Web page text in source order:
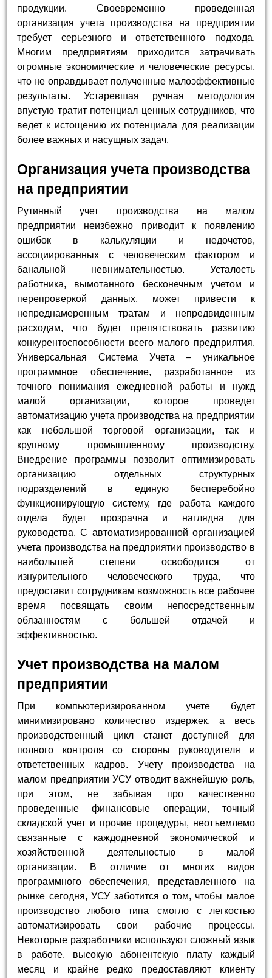
продукции. Своевременно проведенная
организация учета производства на предприятии
требует серьезного и ответственного подхода.
Многим предприятиям приходится затрачивать
огромные экономические и человеческие ресурсы,
что не оправдывает полученные малоэффективные
результаты. Устаревшая ручная методология
впустую тратит потенциал ценных сотрудников, что
ведет к истощению их потенциала для реализации
более важных и насущных задач.
Организация учета производства
на предприятии
Рутинный учет производства на малом
предприятии неизбежно приводит к появлению
ошибок в калькуляции и недочетов,
ассоциированных с человеческим фактором и
банальной невнимательностью. Усталость
работника, вымотанного бесконечным учетом и
перепроверкой данных, может привести к
непреднамеренным тратам и непредвиденным
расходам, что будет препятствовать развитию
конкурентоспособности всего малого предприятия.
Универсальная Система Учета – уникальное
программное обеспечение, разработанное из
точного понимания ежедневной работы и нужд
малой организации, которое проведет
автоматизацию учета производства на предприятии
как небольшой торговой организации, так и
крупному промышленному производству.
Внедрение программы позволит оптимизировать
организацию отдельных структурных
подразделений в единую бесперебойно
функционирующую систему, где работа каждого
отдела будет прозрачна и наглядна для
руководства. С автоматизированной организацией
учета производства на предприятии производство в
наибольшей степени освободится от
изнурительного человеческого труда, что
предоставит сотрудникам возможность все рабочее
время посвящать своим непосредственным
обязанностям с большей отдачей и
эффективностью.
Учет производства на малом
предприятии
При компьютеризированном учете будет
минимизировано количество издержек, а весь
производственный цикл станет доступней для
полного контроля со стороны руководителя и
ответственных кадров. Учету производства на
малом предприятии УСУ отводит важнейшую роль,
при этом, не забывая про качественно
проведенные финансовые операции, точный
складской учет и прочие процедуры, неотъемлемо
связанные с каждодневной экономической и
хозяйственной деятельностью в малой
организации. В отличие от многих видов
программного обеспечения, представленного на
рынке сегодня, УСУ заботится о том, чтобы малое
производство любого типа смогло с легкостью
автоматизировать свои рабочие процессы.
Некоторые разработчики используют сложный язык
в работе, высокую абонентскую плату каждый
месяц и крайне редко предоставляют клиенту